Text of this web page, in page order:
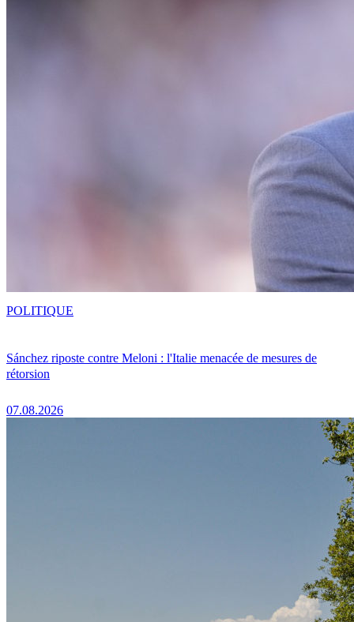
Sánchez riposte contre Meloni : l'Italie menacée de mesures de
rétorsion
07.08.2026
POLITIQUE